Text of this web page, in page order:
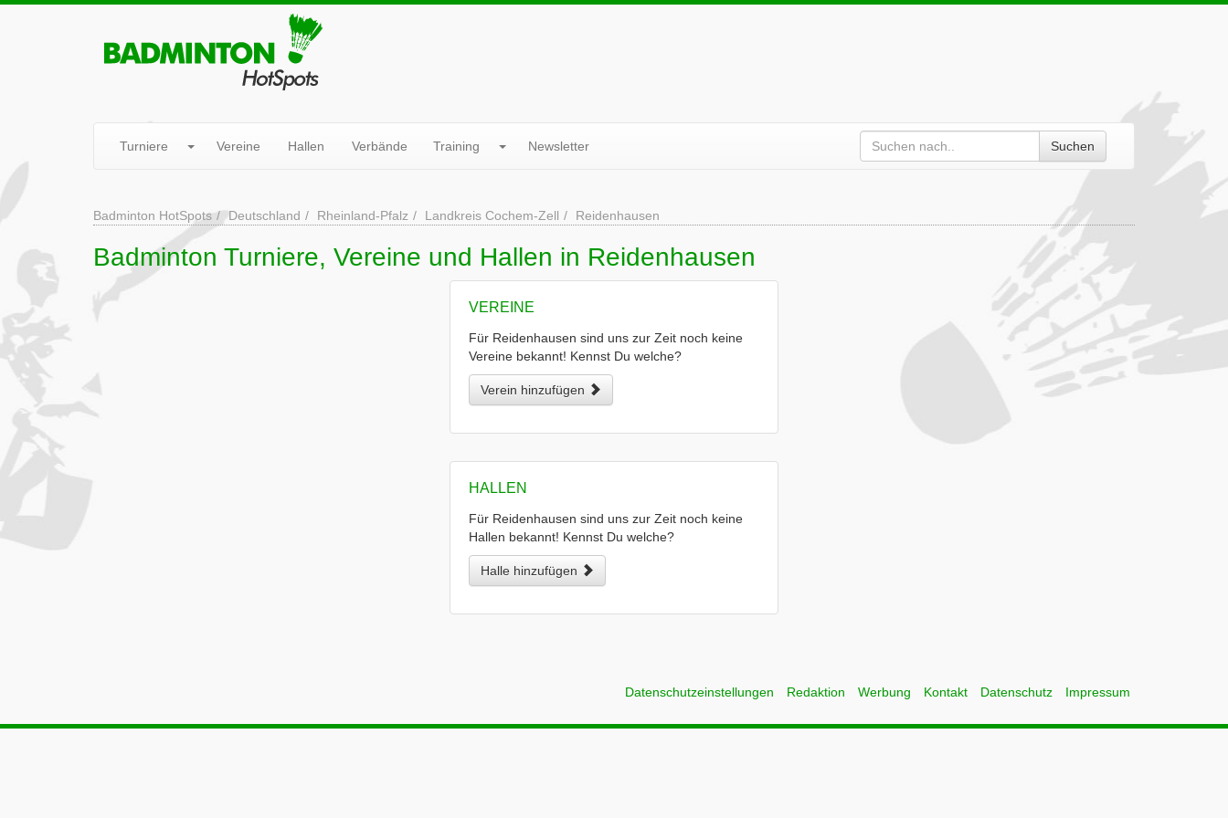
Turniere Vereine Hallen Verbände Training Newsletter Suchen
Badminton HotSpots Deutschland Rheinland-Pfalz Landkreis Cochem-Zell Reidenhausen
Badminton Turniere, Vereine und Hallen in Reidenhausen
VEREINE
Für Reidenhausen sind uns zur Zeit noch keine
Vereine bekannt! Kennst Du welche?
Verein hinzufügen
HALLEN
Für Reidenhausen sind uns zur Zeit noch keine
Hallen bekannt! Kennst Du welche?
Halle hinzufügen
Datenschutzeinstellungen Redaktion Werbung Kontakt Datenschutz Impressum